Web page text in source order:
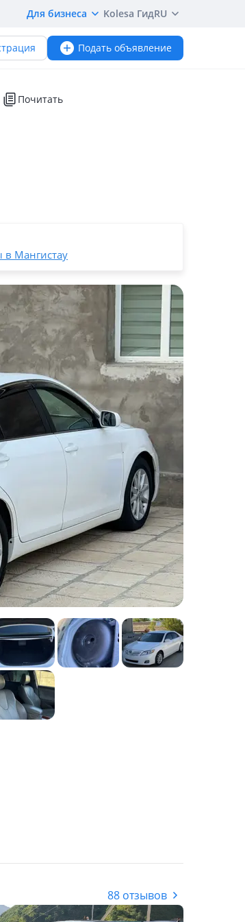
Для бизнеса Kolesa ГидRU
Подать объявление
Почитать
в Мангистау
88 отзывов